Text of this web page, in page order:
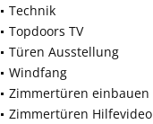
Technik
Topdoors TV
Türen Ausstellung
Windfang
Zimmertüren einbauen
Zimmertüren Hilfevideo